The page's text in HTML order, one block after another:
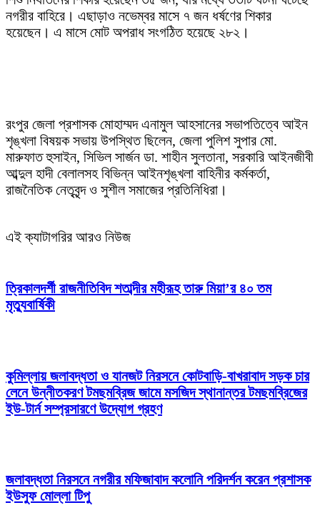
নগরীর বাহিরে। এছাড়াও নভেম্বর মাসে ৭ জন ধর্ষণের শিকার
হয়েছেন। এ মাসে মোট অপরাধ সংগঠিত হয়েছে ২৮২।
রংপুর জেলা প্রশাসক মোহাম্মদ এনামুল আহসানের সভাপতিত্বে আইন
শৃঙ্খলা বিষয়ক সভায় উপস্থিত ছিলেন, জেলা পুলিশ সুপার মো.
মারুফাত হুসাইন, সিভিল সার্জন ডা. শাহীন সুলতানা, সরকারি আইনজীবী
আব্দুল হাদী বেলালসহ বিভিন্ন আইনশৃঙ্খলা বাহিনীর কর্মকর্তা,
রাজনৈতিক নেতৃবৃন্দ ও সুশীল সমাজের প্রতিনিধিরা।
এই ক্যাটাগরির আরও নিউজ
ত্রিকালদর্শী রাজনীতিবিদ শতাব্দীর মহীরূহ তারু মিয়া’র ৪০ তম
মৃত্যুবার্ষিকী
কুমিল্লায় জলাবদ্ধতা ও যানজট নিরসনে কোটবাড়ি-বাখরাবাদ সড়ক চার
লেনে উন্নীতকরণ টমছমব্রিজ জামে মসজিদ স্থানান্তর টমছমব্রিজের
ইউ-টার্ন সম্প্রসারণে উদ্যোগ গ্রহণ
জলাবদ্ধতা নিরসনে নগরীর মফিজাবাদ কলোনি পরিদর্শন করেন প্রশাসক
ইউসুফ মোল্লা টিপু